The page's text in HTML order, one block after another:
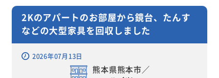
2Kのアパートのお部屋から鏡台、たんす
などの大型家具を回収しました
2026年07月13日
熊本県熊本市／